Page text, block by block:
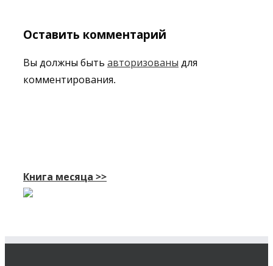
Оставить комментарий
Вы должны быть авторизованы для
комментирования.
Книга месяца >>